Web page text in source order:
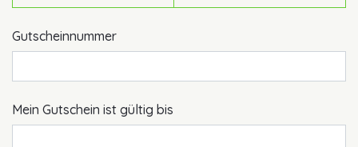
Gutscheinnummer
Mein Gutschein ist gültig bis